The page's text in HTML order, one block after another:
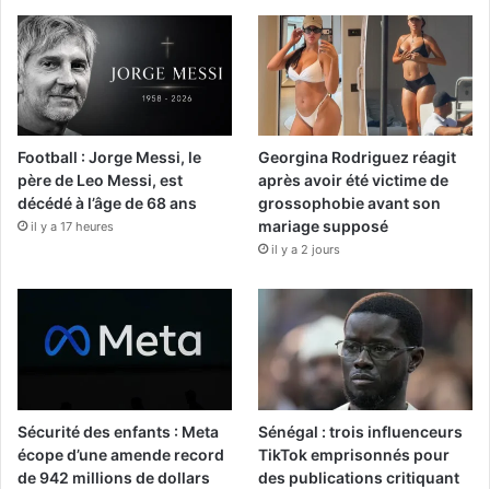
Football : Jorge Messi, le
père de Leo Messi, est
décédé à l’âge de 68 ans
il y a 17 heures
Georgina Rodriguez réagit
après avoir été victime de
grossophobie avant son
mariage supposé
il y a 2 jours
Sécurité des enfants : Meta
écope d’une amende record
de 942 millions de dollars
Sénégal : trois influenceurs
TikTok emprisonnés pour
des publications critiquant